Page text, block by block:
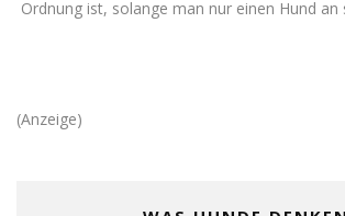
Ordnung ist, solange man nur einen Hund an
(Anzeige)